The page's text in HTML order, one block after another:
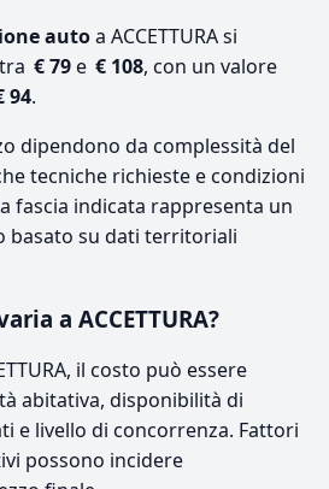
autoa ACCETTURA si
€ 79e € 108, con un valore
94.
dipendono da complessità del
tecniche richieste e condizioni
fascia indicata rappresenta un
basato su dati territoriali
a ACCETTURA?
il costo può essere
abitativa, disponibilità di
e livello di concorrenza. Fattori
possono incidere